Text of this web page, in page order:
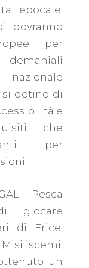
epocale:
dovranno
per
dotino di
e
che
per
Pesca
giocare
di Erice,
un